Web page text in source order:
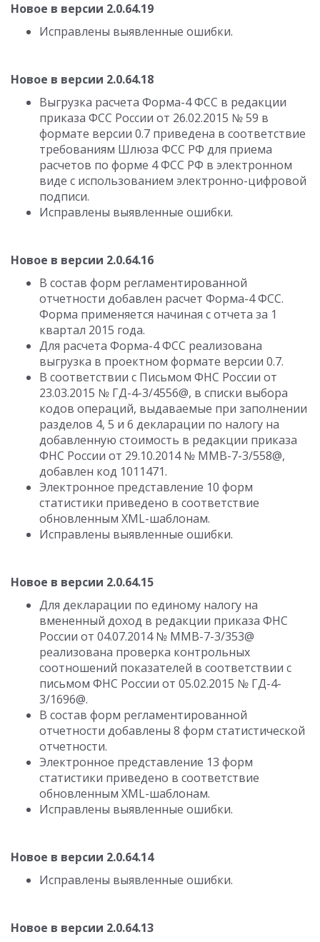
Новое в версии 2.0.64.19
Исправлены выявленные ошибки.
Новое в версии 2.0.64.18
Выгрузка расчета Форма-4 ФСС в редакции
приказа ФСС России от 26.02.2015 № 59 в
формате версии 0.7 приведена в соответствие
требованиям Шлюза ФСС РФ для приема
расчетов по форме 4 ФСС РФ в электронном
виде с использованием электронно-цифровой
подписи.
Исправлены выявленные ошибки.
Новое в версии 2.0.64.16
В состав форм регламентированной
отчетности добавлен расчет Форма-4 ФСС.
Форма применяется начиная с отчета за 1
квартал 2015 года.
Для расчета Форма-4 ФСС реализована
выгрузка в проектном формате версии 0.7.
В соответствии с Письмом ФНС России от
23.03.2015 № ГД-4-3/4556@, в списки выбора
кодов операций, выдаваемые при заполнении
разделов 4, 5 и 6 декларации по налогу на
добавленную стоимость в редакции приказа
ФНС России от 29.10.2014 № ММВ-7-3/558@,
добавлен код 1011471.
Электронное представление 10 форм
статистики приведено в соответствие
обновленным XML-шаблонам.
Исправлены выявленные ошибки.
Новое в версии 2.0.64.15
Для декларации по единому налогу на
вмененный доход в редакции приказа ФНС
России от 04.07.2014 № ММВ-7-3/353@
реализована проверка контрольных
соотношений показателей в соответствии с
письмом ФНС России от 05.02.2015 № ГД-4-
3/1696@.
В состав форм регламентированной
отчетности добавлены 8 форм статистической
отчетности.
Электронное представление 13 форм
статистики приведено в соответствие
обновленным XML-шаблонам.
Исправлены выявленные ошибки.
Новое в версии 2.0.64.14
Исправлены выявленные ошибки.
Новое в версии 2.0.64.13